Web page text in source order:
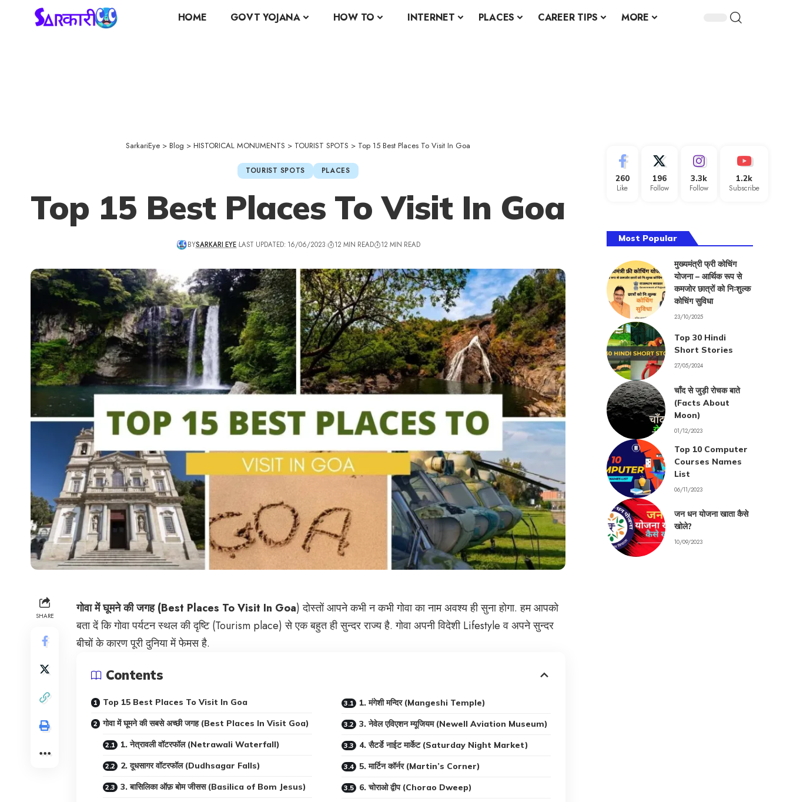
HOME GOVT YOJANA HOW TO INTERNET PLACES CAREER TIPS MORE
SarkariEye> Blog > HISTORICAL MONUMENTS > TOURIST SPOTS > Top 15 Best Places To Visit In Goa
TOURIST SPOTS PLACES
Top 15 Best Places To Visit In Goa
BYSARKARI EYE LAST UPDATED: 16/06/2023 12 MIN READ 12 MIN READ
SHARE
गोवा में घूमने की जगह (Best Places To Visit In Goa) दोस्तों आपने कभी न कभी गोवा का नाम अवश्य ही सुना होगा. हम आपको
बता दें कि गोवा पर्यटन स्थल की दृष्टि (Tourism place) से एक बहुत ही सुन्दर राज्य है. गोवा अपनी विदेशी Lifestyle व अपने सुन्दर
बीचों के कारण पूरी दुनिया में फेमस है.
Contents
Top 15 Best Places To Visit In Goa
गोवा में घूमने की सबसे अच्छी जगह (Best Places In Visit Goa)
1. नेत्रावली वॉटरफॉल (Netrawali Waterfall)
2. दूधसागर वॉटरफॉल (Dudhsagar Falls)
3. बासिलिका ऑफ़ बोम जीसस (Basilica of Bom Jesus)
1. मंगेशी मन्दिर (Mangeshi Temple)
3. नेवेल एविएशन म्यूजियम (Newell Aviation Museum)
4. सैटर्डे नाईट मार्केट (Saturday Night Market)
5. मार्टिन कॉर्नर (Martin’s Corner)
6. चोराओ द्वीप (Chorao Dweep)
260
Like
196
Follow
3.3k
Follow
1.2k
Subscribe
Most Popular
मुख्यमंत्री फ्री कोचिंग
योजना – आर्थिक रूप से
कमजोर छात्रों को निःशुल्क
कोचिंग सुविधा
23/10/2025
Top 30 Hindi
Short Stories
27/05/2024
चाँद से जुड़ी रोचक बाते
(Facts About
Moon)
01/12/2023
Top 10 Computer
Courses Names
List
06/11/2023
जन धन योजना खाता कैसे
खोले?
10/09/2023